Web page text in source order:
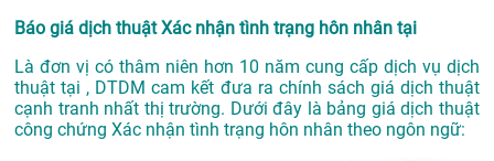
Báo giá dịch thuật Xác nhận tình trạng hôn nhân tại
Là đơn vị có thâm niên hơn 10 năm cung cấp dịch vụ dịch
thuật tại , DTDM cam kết đưa ra chính sách giá dịch thuật
cạnh tranh nhất thị trường. Dưới đây là bảng giá dịch thuật
công chứng Xác nhận tình trạng hôn nhân theo ngôn ngữ: